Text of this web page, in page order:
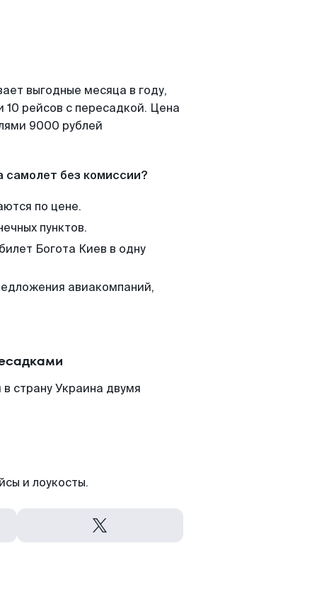
выгодные месяца в году,
рейсов с пересадкой. Цена
9000 рублей
самолет без комиссии?
по цене.
пунктов.
Богота Киев в одну
авиакомпаний,
страну Украина двумя
и лоукосты.